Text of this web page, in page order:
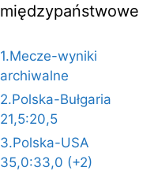
międzypaństwowe
1.Mecze-wyniki
archiwalne
2.Polska-Bułgaria
21,5:20,5
3.Polska-USA
35,0:33,0 (+2)